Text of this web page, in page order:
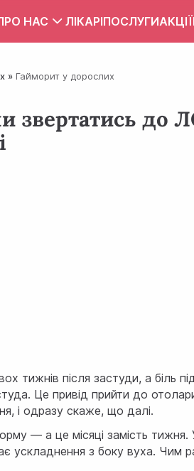
НАС
Контакти
Правила внутрішнього
Зона обслуговування
ЛІКАРІПОСЛУГИАКЦІЇ
Гайморит у дорослих
звертатись до
тижнів після застуди, а біль
Це привід прийти до
і одразу скаже, що далі.
— а це місяці замість тижня.
ускладнення з боку вуха. Чим